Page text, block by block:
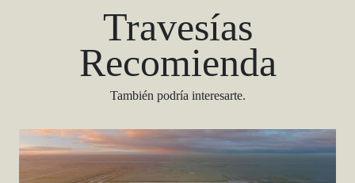
Travesías
Recomienda
También podría interesarte.